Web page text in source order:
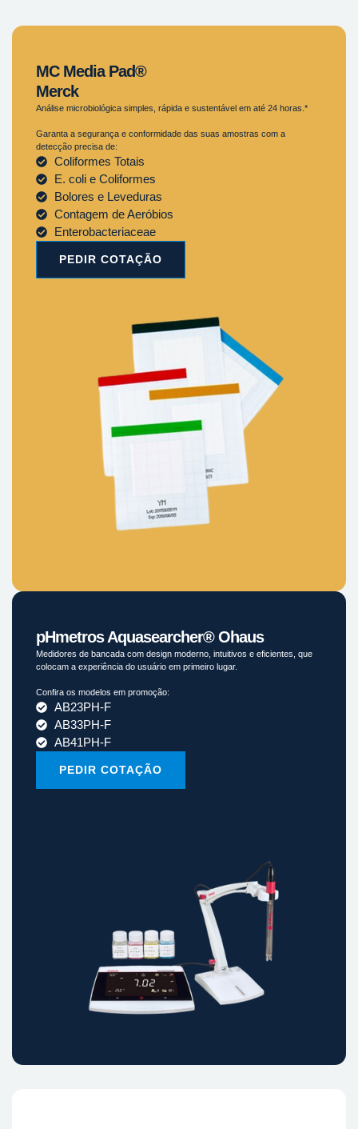
MC Media Pad®
Merck
Análise microbiológica simples, rápida e sustentável em até 24 horas.*
Garanta a segurança e conformidade das suas amostras com a
detecção precisa de:
Coliformes Totais
E. coli e Coliformes
Bolores e Leveduras
Contagem de Aeróbios
Enterobacteriaceae
PEDIR COTAÇÃO
pHmetros Aquasearcher® Ohaus
Medidores de bancada com design moderno, intuitivos e eficientes, que
colocam a experiência do usuário em primeiro lugar.
Confira os modelos em promoção:
AB23PH-F
AB33PH-F
AB41PH-F
PEDIR COTAÇÃO